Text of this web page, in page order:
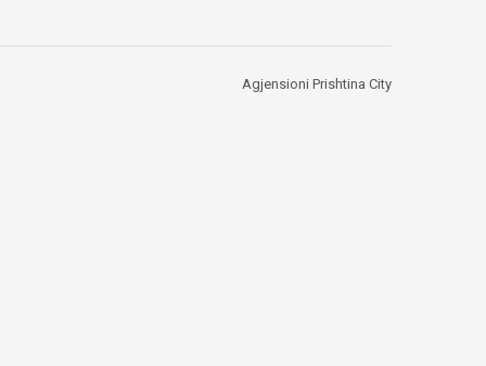
Agjensioni Prishtina City